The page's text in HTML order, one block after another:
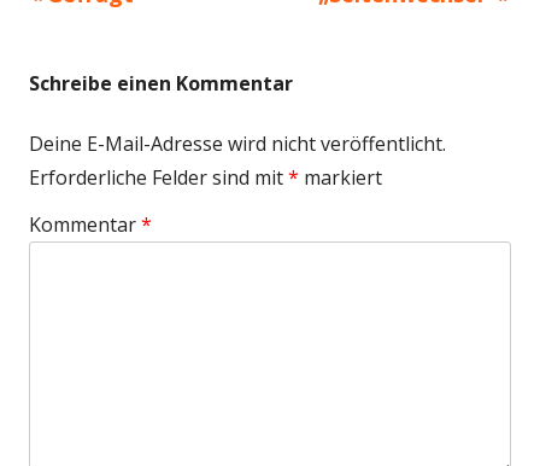
Schreibe einen Kommentar
Deine E-Mail-Adresse wird nicht veröffentlicht.
Erforderliche Felder sind mit* markiert
Kommentar*